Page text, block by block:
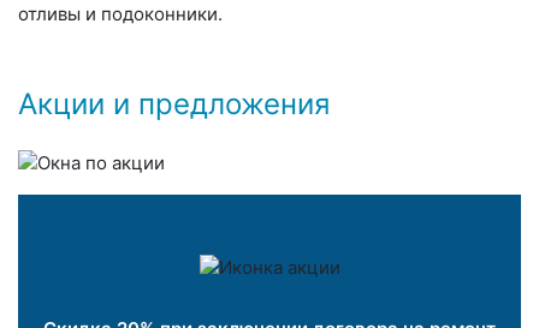
отливы и подоконники.
Акции и предложения